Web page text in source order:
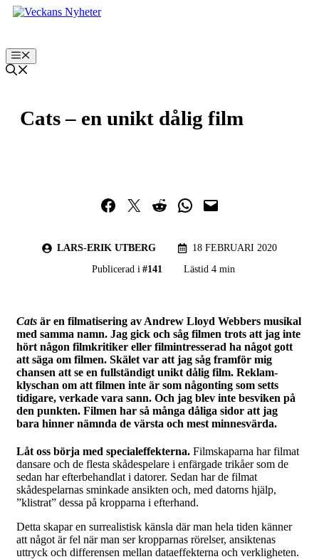
Hoppa
Meny
Cats – en unikt dålig film
Dela på Facebook
Dela på TwitterDela på RedditDela i WhatsApp
Maila en länk
LARS-ERIK UTBERG
18 FEBRUARI 2020
Publicerad i #141 Lästid 4 min
Cats är en filmatisering av Andrew Lloyd Webbers musikal
med samma namn. Jag gick och såg filmen trots att jag inte
hört någon filmkritiker eller filmintresserad ha något gott
att säga om filmen. Skälet var att jag såg framför mig
chansen att se en fullständigt unikt dålig film. Reklam-
klyschan om att filmen inte är som någonting som setts
tidigare, verkade vara sann. Och jag blev inte besviken på
den punkten. Filmen har så många dåliga sidor att jag
bara hinner nämnda de värsta och mest minnesvärda.
Låt oss börja med specialeffekterna. Filmskaparna har filmat
dansare och de flesta skådespelare i enfärgade trikåer som de
sedan har efterbehandlat i datorer. Sedan har de filmat
skådespelarnas sminkade ansikten och, med datorns hjälp,
”klistrat” dessa på kropparna i efterhand.
Detta skapar en surrealistisk känsla där man hela tiden känner
att något är fel när man ser kropparnas rörelser, ansiktenas
uttryck och differensen mellan dataeffekterna och verkligheten.